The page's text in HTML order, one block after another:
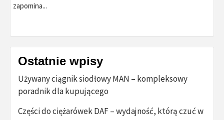
zapomina...
Ostatnie wpisy
Używany ciągnik siodłowy MAN – kompleksowy
poradnik dla kupującego
Części do ciężarówek DAF – wydajność, którą czuć w